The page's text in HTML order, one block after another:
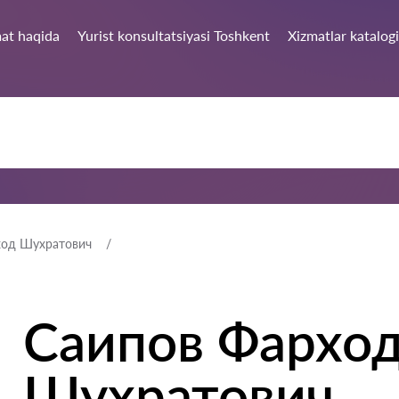
haqida Yurist konsultatsiyasi Toshkent Xizmatlar katalogi
Шухратович
Саипов